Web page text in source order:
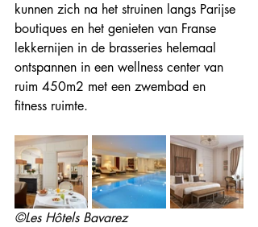
kunnen zich na het struinen langs Parijse
boutiques en het genieten van Franse
lekkernijen in de brasseries helemaal
ontspannen in een wellness center van
ruim 450m2 met een zwembad en
fitness ruimte.
©Les Hôtels Bavarez